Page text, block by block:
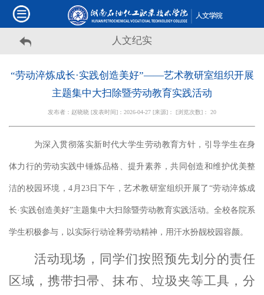
人文纪实
“劳动淬炼成长·实践创造美好”——艺术教研室组织开展
主题集中大扫除暨劳动教育实践活动
发布者：赵晓晓 [发表时间]：2026-04-27 [来源]： [浏览次数]： 20
为深入贯彻落实新时代大学生劳动教育方针，引导学生在身
体力行的劳动实践中锤炼品格、提升素养，共同创造和维护优美整
洁的校园环境，4月23日下午，艺术教研室组织开展了“劳动淬炼成
长·实践创造美好”主题集中大扫除暨劳动教育实践活动。全校各院系
学生积极参与，以实际行动诠释劳动精神，用汗水扮靓校园容颜。
活动现场，同学们按照预先划分的责任
区域，携带扫帚、抹布、垃圾夹等工具，分